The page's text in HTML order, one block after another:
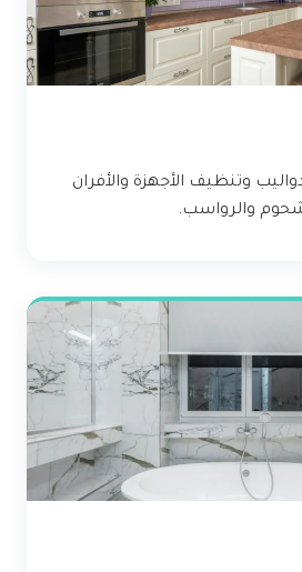
وتنظيف الأجهزة والأفران
والرواسب.